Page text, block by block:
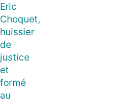
Eric
Choquet,
huissier
de
justice
et
formé
au